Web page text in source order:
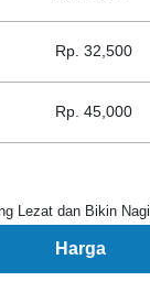
Rp. 32,500
Rp. 45,000
Lezat dan Bikin
Harga